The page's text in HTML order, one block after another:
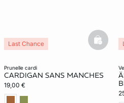
prunelle cardi
CARDIGAN SANS MANCHES
19,00 €
Last Chance